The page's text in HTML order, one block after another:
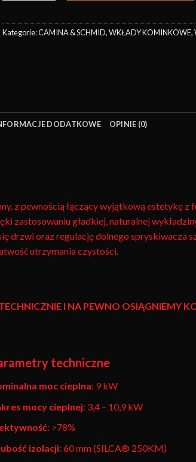
Kategorie:CAMINA & SCHMID,WKŁADY KOMINKOWE,
DODATKOWE OPINIE (0)
z pewnością łączący wyjątkową estetykę
zastosowaniu gładkiej, naturalnej
oraz regulację dolnego spryskiwacza
utrzymania czystości.
I NA PEWNO OSIĄGNIEMY
techniczne
moc cieplna: 9 kW
mocy cieplnej: 3,4 – 10,9 kW
: >78%
izolacji: 60 mm (SILCA® 250KM)